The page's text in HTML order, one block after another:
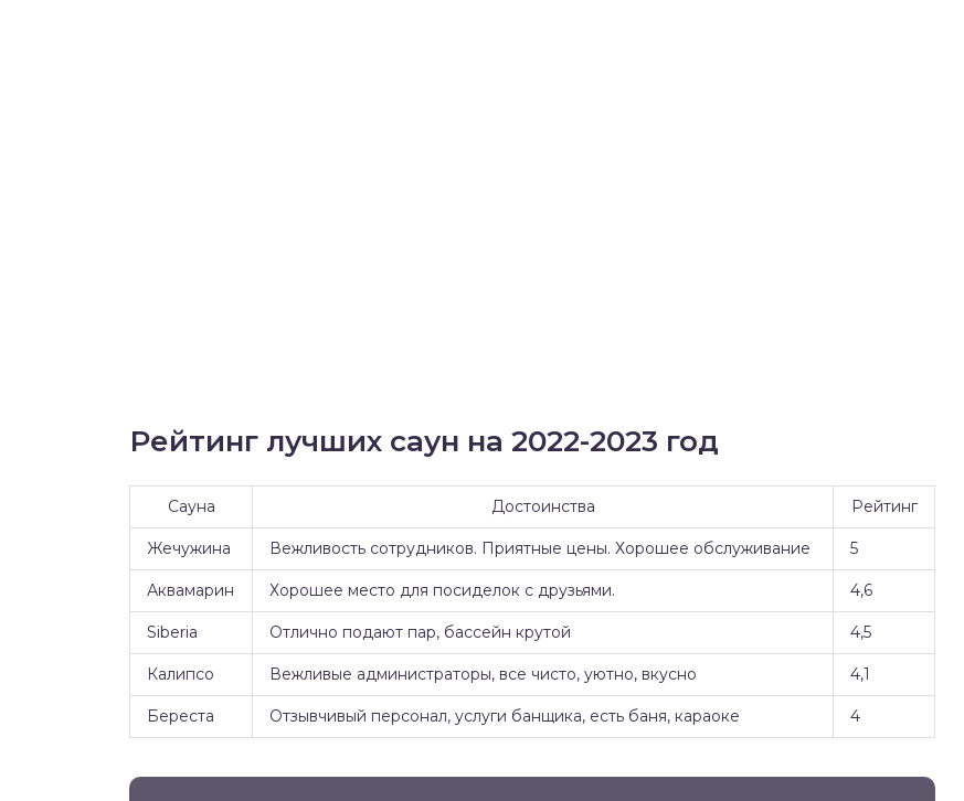
Рейтинг лучших саун на 2022-2023 год
Сауна Достоинства Рейтинг
Жечужина Вежливость сотрудников. Приятные цены. Хорошее обслуживание 5
Аквамарин Хорошее место для посиделок с друзьями. 4,6
Siberia Отлично подают пар, бассейн крутой 4,5
Калипсо Вежливые администраторы, все чисто, уютно, вкусно 4,1
Береста Отзывчивый персонал, услуги банщика, есть баня, караоке 4